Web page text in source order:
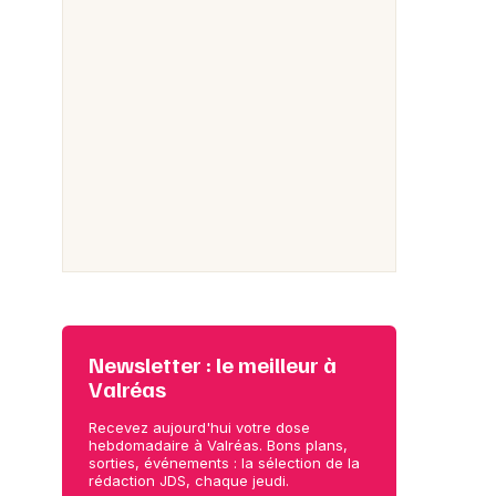
Newsletter : le meilleur à
Valréas
Recevez aujourd'hui votre dose
hebdomadaire à Valréas. Bons plans,
sorties, événements : la sélection de la
rédaction JDS, chaque jeudi.